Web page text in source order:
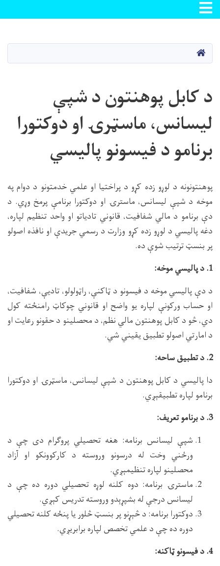
Toggle navigation
کور
د کابل پوهنتون د شپې
لیسانس، ماسټرۍ او دوکتورا
برنامو د فیسونو پالیسي
پوهنتونونه د لوړو زده کړو د پراختیا او علمي خدمتونو د دوام په
موخه د شپې لیسانس، ماسترۍ او دوکتورا برنامې پرمخ وړي. د
دې برنامو د مالي شفافیت، قانوني تادیاتو او واحد تنظیم لپاره،
دغه پالیسي د لوړو زده کړو وزارت د رسمي جریدې او نافذه اصولو
پر بنسټ ترتیب شوې ده.
1. د پالیسي موخه:
د دې پالیسي موخه د فیسونو د ټاکنې، راټولولو، تادیې، شفافیت،
او حساب ورکونې لپاره یو واضح او قانوني چوکاټ رامنځته کول
دي، څو د کابل پوهنتون مالي نظم، د محصلینو د حقونو رعایت او
د امارتي اصولو تطبیق یقیني شي.
2. د تطبیق ساحه:
دا پالیسي د کابل پوهنتون د شپې لیسانس، ماسټرۍ او دوکتورا
برنامو لپاره تطبیقېږي.
3. د برنامو تعریف:
شپې لیسانس برنامه: هغه تحصیلي پروګرام دی چې د
ورځني وخت له درسونو وروسته د کارکوونکو او آزاد
محصلینو لپاره تنظیمېږي.
ماسترۍ برنامه: دوه کلنه لوړه تحصیلي دوره ده چې د
لیسانس درجې له بشپړېدو وروسته تدریس کېږي.
دوکتورا برنامه: د څېړنو پر بنسټ څلور یا پنځه کلنه تحصیلي
دوره ده چې د علمي تخصص لپاره برابریږي.
4. د فیسونو ټاکنه: